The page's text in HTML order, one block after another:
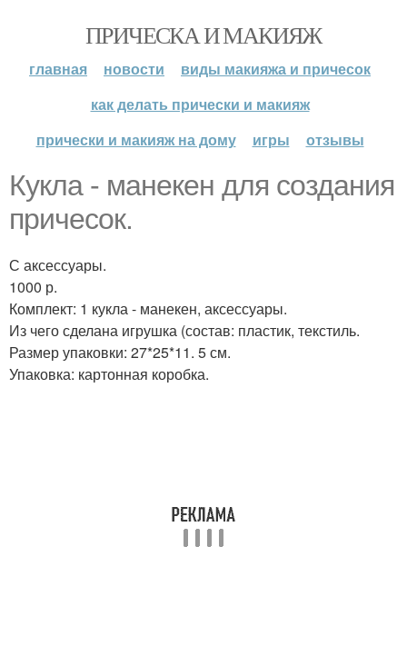
ПРИЧЕСКА И МАКИЯЖ
главная новости
виды макияжа и причесок
как делать прически и макияж
прически и макияж на дому
игры отзывы
Кукла - манекен для создания
причесок.
С аксессуары.
1000 р.
Комплект: 1 кукла - манекен, аксессуары.
Из чего сделана игрушка (состав: пластик, текстиль.
Размер упаковки: 27*25*11. 5 см.
Упаковка: картонная коробка.